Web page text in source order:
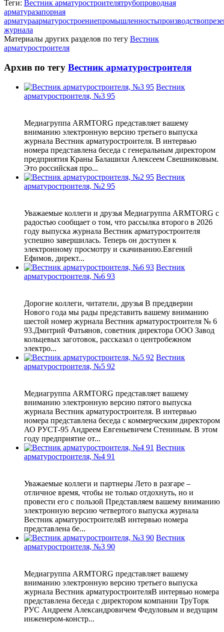
Теги: Вестник арматуростроителятрубопроводная
арматуразапорная
арматураарматуростроениепромышленностьпроизводство
журнала
Материалы других разделов по тегу Вестник
арматуростроителя
Архив по тегу Вестник арматуростроителя
Вестник
арматуростроителя, №3 95
Медиагруппа ARMTORG представляет вашему
вниманию электронную версию третьего выпуска
журнала Вестник арматуростроителя. В интервью
номера представлена беседа с генеральным директором
предприятия Краны Балашихи Алексеем Свешниковым.
Это российская про...
Вестник
арматуростроителя, №2 95
Уважаемые коллеги и друзья Медиагруппа ARMTORG с
радостью сообщает о том, что рассылка второго в 2026
году выпуска журнала Вестник арматуростроителя
успешно завершилась. Теперь он доступен к
электронному просмотру и скачиванию.Евгений
Ефимов, директ...
Вестник
арматуростроителя, №6 93
Дорогие коллеги, читатели, друзья В преддверии
Нового года мы рады представить вашему вниманию
шестой номер журнала Вестник арматуростроителя № 6
93.Дмитрий Фатьянов, советник директора ООО Завод
кольцевых заготовок, рассказал о центробежном
электро...
Вестник
арматуростроителя, №5 92
Медиагруппа ARMTORG представляет вашему
вниманию электронную версию пятого выпуска
журнала Вестник арматуростроителя. В интервью
номера представлена беседа с коммерческим директором
АО РУСТ-95 Андреем Евгеньевичем Стениным. В этом
году предприятие от...
Вестник
арматуростроителя, №4 91
Уважаемые коллеги и партнеры Лето в разгаре –
отличное время, чтобы не только отдохнуть, но и
провести его с пользой Представляем вашему вниманию
электронную версию четвертого выпуска журнала
Вестник арматуростроителяВ интервью номера
представлена бе...
Вестник
арматуростроителя, №3 90
Медиагруппа ARMTORG представляет вашему
вниманию электронную версию третьего выпуска
журнала Вестник арматуростроителяВ интервью номера
представлена беседа с директором компании ТруТорк
РУС Андреем Александровичем Федуловым и ведущим
инженером-констр...